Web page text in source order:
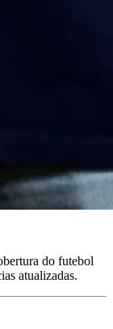
do futebol
atualizadas.